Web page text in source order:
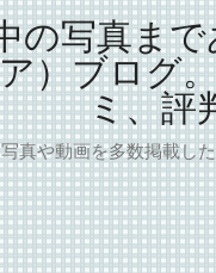
写真や動画を多数掲載し